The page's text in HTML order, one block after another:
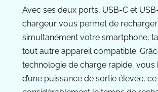
Avec ses deux ports, USB-C et
chargeur vous permet de recharger
simultanément votre smartphone,
tout autre appareil compatible.
technologie de charge rapide, vous
d’une puissance de sortie élevée,